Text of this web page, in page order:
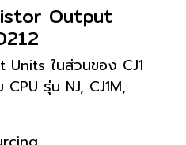
Output
ในส่วนของ CJ1
รุ่น NJ, CJ1M,